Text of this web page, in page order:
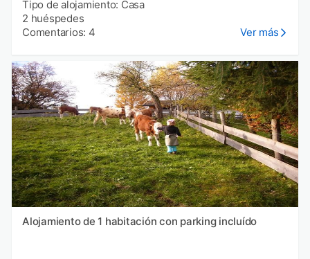
Tipo de alojamiento: Casa
2 huéspedes
Comentarios: 4
Ver más
Alojamiento de 1 habitación con parking incluído